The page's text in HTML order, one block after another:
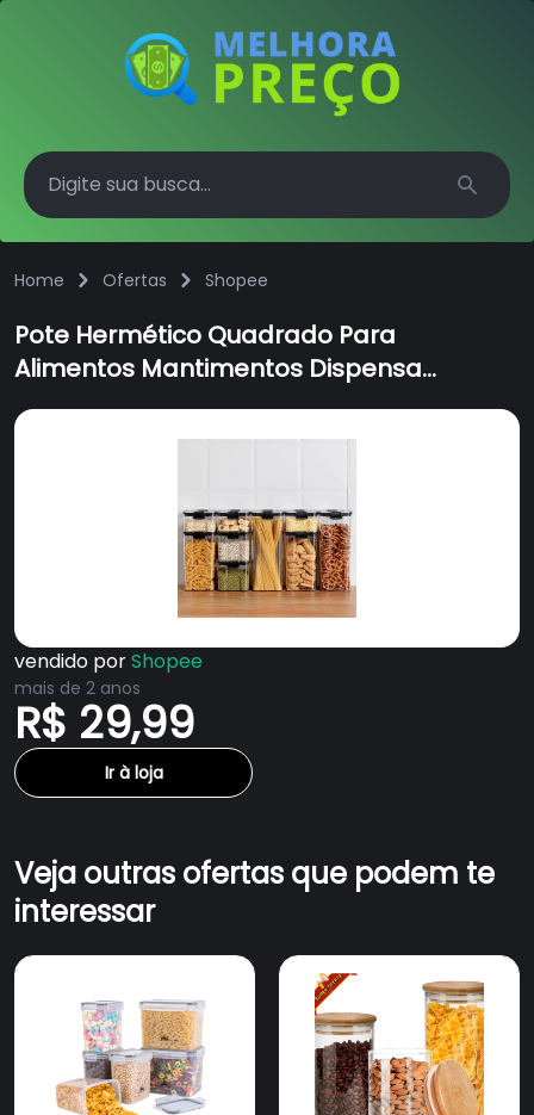
Search
Home Ofertas Shopee
Pote Hermético Quadrado Para
Alimentos Mantimentos Dispensa
Organizador Com Tampa
vendido porShopee
mais de 2 anos
R$ 29,99
Ir à loja
Veja outras ofertas que podem te
interessar